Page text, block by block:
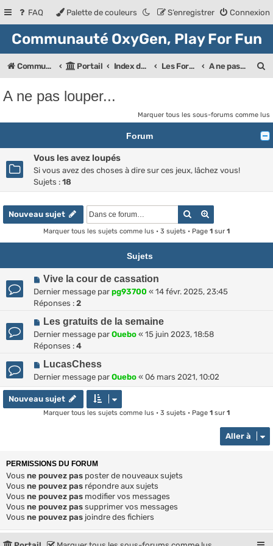
FAQ Connexion
S’enregistrer
Palette de couleurs
Communauté OxyGen, Play For Fun
Communauté OXyGeN Portail Index des forums Les Forums de la communauté A ne pas louper...
h
e
A ne pas louper...
Marquer tous les sous-forums comme lus
Forum
Vous les avez loupés
Si vous avez des choses à dire sur ces jeux, lâchez vous!
Sujets : 18
Nouveau sujet Rechercher
Marquer tous les sujets comme lus • 3 sujets • Page 1 sur 1
Sujets
Vive la cour de cassation
Dernier message par pg93700 « 14 févr. 2025, 23:45
Réponses : 2
Les gratuits de la semaine
Dernier message par Ouebo « 15 juin 2023, 18:58
Réponses : 4
LucasChess
Dernier message par Ouebo « 06 mars 2021, 10:02
Nouveau sujet
Marquer tous les sujets comme lus • 3 sujets • Page 1 sur 1
Aller à
PERMISSIONS DU FORUM
Vous ne pouvez pas poster de nouveaux sujets
Vous ne pouvez pas répondre aux sujets
Vous ne pouvez pas modifier vos messages
Vous ne pouvez pas supprimer vos messages
Vous ne pouvez pas joindre des fichiers